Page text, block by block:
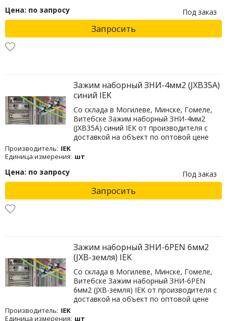
Цена: по запросу Под заказ
Запросить
Зажим наборный ЗНИ-4мм2 (JXB35А)
синий IEK
Со склада в Могилеве, Минске, Гомеле,
Витебске Зажим наборный ЗНИ-4мм2
(JXB35А) синий IEK от производителя с
доставкой на объект по оптовой цене
Производитель: IEK
Единица измерения: шт
Цена: по запросу Под заказ
Запросить
Зажим наборный ЗНИ-6PEN 6мм2
(JXB-земля) IEK
Со склада в Могилеве, Минске, Гомеле,
Витебске Зажим наборный ЗНИ-6PEN
6мм2 (JXB-земля) IEK от производителя с
доставкой на объект по оптовой цене
Производитель: IEK
Единица измерения: шт